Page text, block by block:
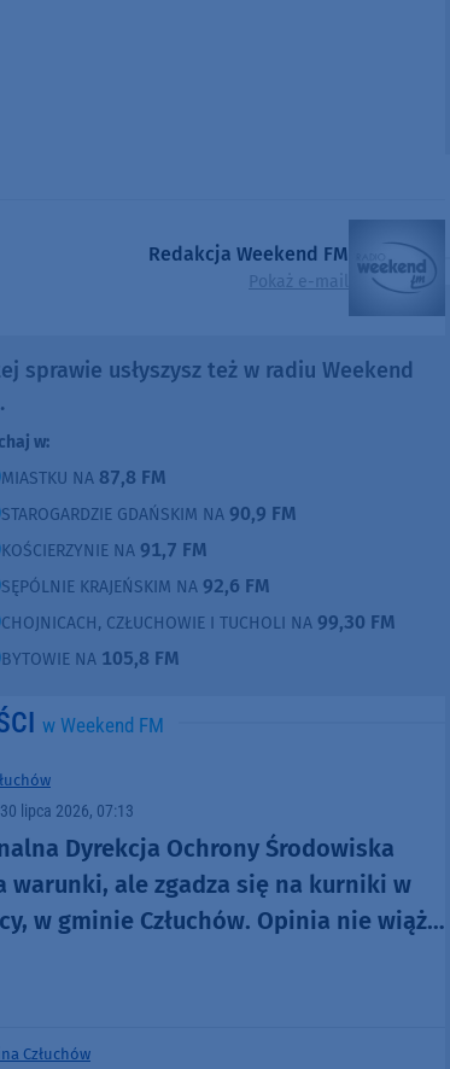
Redakcja Weekend FM
Pokaż e-mail
sprawie usłyszysz też w radiu Weekend
w:
MIASTKU NA 87,8 FM
STAROGARDZIE GDAŃSKIM NA 90,9 FM
KOŚCIERZYNIE NA 91,7 FM
SĘPÓLNIE KRAJEŃSKIM NA 92,6 FM
CHOJNICACH, CZŁUCHOWIE I TUCHOLI NA 99,30 FM
BYTOWIE NA 105,8 FM
w Weekend FM
lipca 2026, 07:13
Dyrekcja Ochrony Środowiska
warunki, ale zgadza się na kurniki w
w gminie Człuchów. Opinia nie wiąże
Człuchów